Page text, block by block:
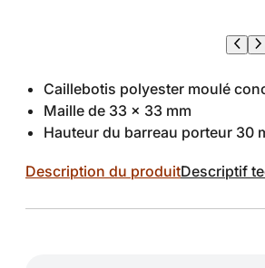
Caillebotis polyester moulé
Maille de 33 x 33 mm
Hauteur du barreau porteur 30
Description du produitDescriptif